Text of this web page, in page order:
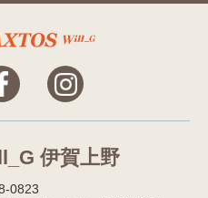
伊賀上野
0823